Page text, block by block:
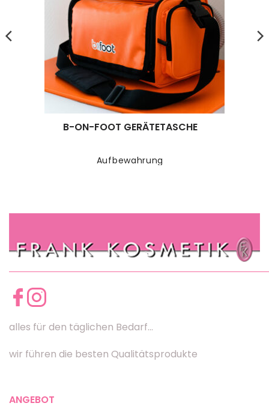
Aufbewahrung
B-ON-FOOT GERÄTETASCHE
alles für den täglichen Bedarf...
wir führen die besten Qualitätsprodukte
ANGEBOT